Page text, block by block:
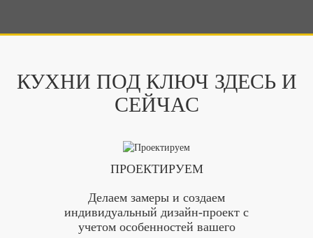
КУХНИ ПОД КЛЮЧ ЗДЕСЬ И
СЕЙЧАС
ПРОЕКТИРУЕМ
Делаем замеры и создаем
индивидуальный дизайн-проект с
учетом особенностей вашего